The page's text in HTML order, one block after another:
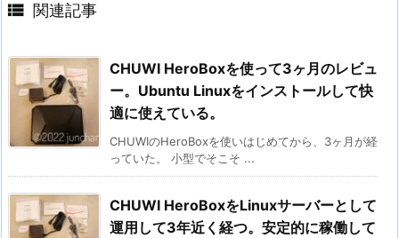
 関連記事
CHUWI HeroBoxを使って3ヶ月のレビュ
ー。Ubuntu Linuxをインストールして快
適に使えている。
CHUWIのHeroBoxを使いはじめてから、3ヶ月が経
っていた。 小型でそこそ ...
CHUWI HeroBoxをLinuxサーバーとして
運用して3年近く経つ。安定的に稼働して